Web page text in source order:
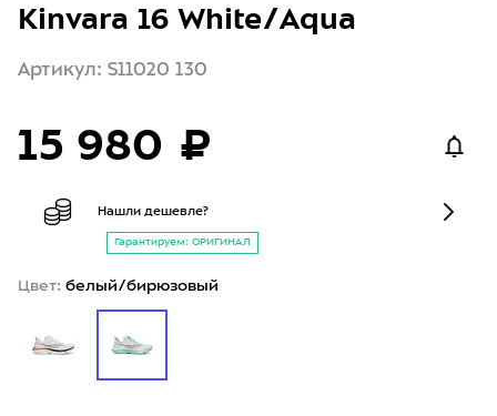
Kinvara 16 White/Aqua
Артикул: S11020 130
15 980 ₽
Нашли дешевле?
Гарантируем: ОРИГИНАЛ
Цвет: белый/бирюзовый